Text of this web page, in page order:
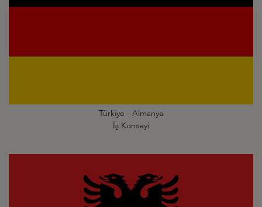
Türkiye - Almanya
İş Konseyi